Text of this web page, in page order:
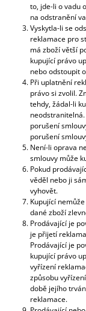
to, jde-li o vadu
na odstranění
Vyskytla-li se
reklamace pro
má zboží větší
kupující právo
nebo odstoupit
Při uplatnění
právo si zvolil.
tehdy, žádal-li
porušení
porušení
Není-li oprava
smlouvy může
Pokud
věděl nebo ji
vyhovět.
Kupující
dané zboží
Prodávající je
je přijetí
Prodávající je
kupující právo
vyřízení
způsobu
době jejího
reklamace.